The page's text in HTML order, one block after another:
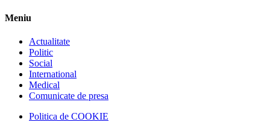
Meniu
Actualitate
Politic
Social
International
Medical
Comunicate de presa
Politica de COOKIE